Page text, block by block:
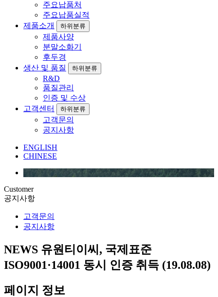
주요납품처
주요납품실적
제품소개
하위분류
제품사양
분말소화기
후두경
생산 및 품질
하위분류
R&D
품질관리
인증 및 수상
고객센터
하위분류
고객문의
공지사항
ENGLISH
CHINESE
Customer
공지사항
고객문의
공지사항
NEWS 유원티이씨, 국제표준
ISO9001·14001 동시 인증 취득 (19.08.08)
페이지 정보